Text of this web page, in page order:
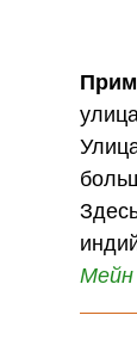
Мейн